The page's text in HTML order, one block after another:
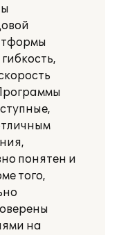
понятен и
того,
на